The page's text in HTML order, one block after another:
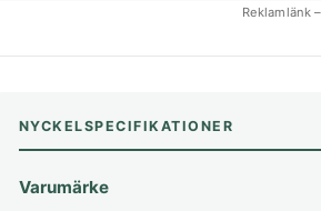
Reklamlänk
NYCKELSPECIFIKATIONER
Varumärke